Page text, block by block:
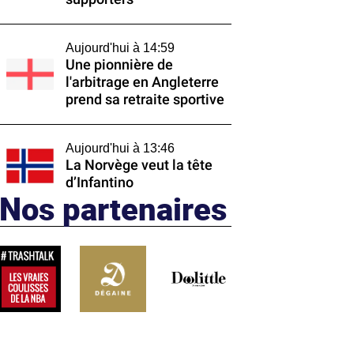
Aujourd'hui à 14:59
Une pionnière de
l'arbitrage en Angleterre
prend sa retraite sportive
Aujourd'hui à 13:46
La Norvège veut la tête
d’Infantino
Nos partenaires